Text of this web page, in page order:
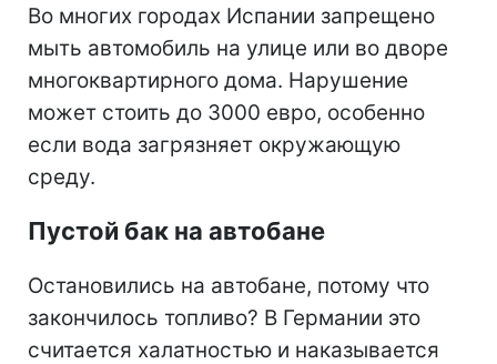
Во многих городах Испании запрещено
мыть автомобиль на улице или во дворе
многоквартирного дома. Нарушение
может стоить до 3000 евро, особенно
если вода загрязняет окружающую
среду.
Пустой бак на автобане
Остановились на автобане, потому что
закончилось топливо? В Германии это
считается халатностью и наказывается